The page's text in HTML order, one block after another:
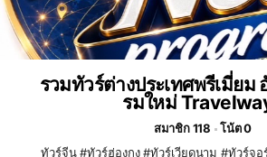
รวมทัวร์ต่างประเทศพรีเมี่ยม
รมใหม่
สมาชิก 118
โน้ต 0
ทัวร์จีน #ทัวร์ฮ่องกง #ทัวร์เวียดนาม #ทัวร์จอ